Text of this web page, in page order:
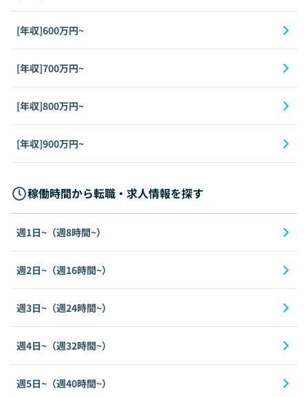
[年収]600万円~
[年収]700万円~
[年収]800万円~
[年収]900万円~
稼働時間から転職・求人情報を探す
週1日~（週8時間~）
週2日~（週16時間~）
週3日~（週24時間~）
週4日~（週32時間~）
週5日~（週40時間~）